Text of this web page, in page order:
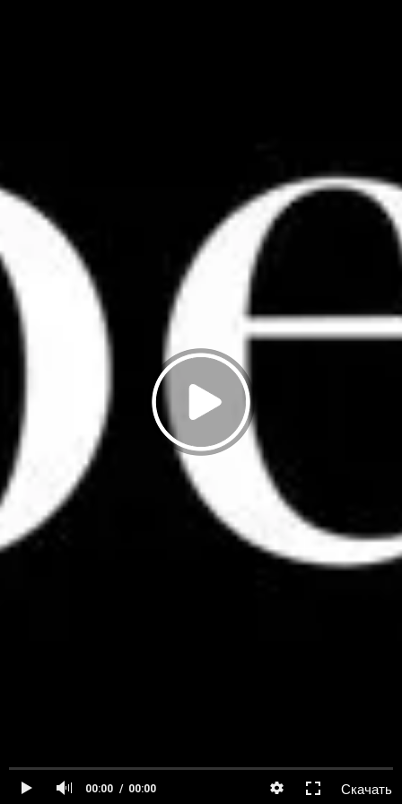
00:00 00:00 Скачать